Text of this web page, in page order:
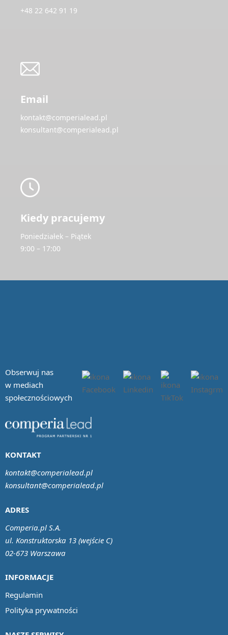
+48 22 642 91 19
Email
kontakt@comperialead.pl
konsultant@comperialead.pl
Kiedy pracujemy
Poniedziałek – Piątek
9:00 – 17:00
Obserwuj nas
w mediach
społecznościowych
INFORMACJE
Regulamin
Polityka prywatności
ADRES
Comperia.pl S.A.
ul. Konstruktorska 13 (wejście C)
02-673 Warszawa
KONTAKT
kontakt@comperialead.pl
konsultant@comperialead.pl